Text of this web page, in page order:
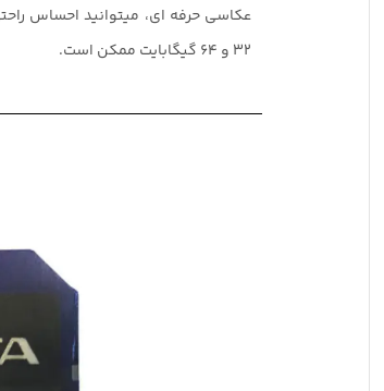
۳۲ و ۶۴ گیگابایت ممکن است.